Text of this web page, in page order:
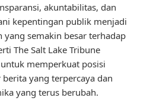
akuntabilitas, dan
kepentingan publik menjadi
yang semakin besar terhadap
The Salt Lake Tribune
memperkuat posisi
yang terpercaya dan
yang terus berubah.